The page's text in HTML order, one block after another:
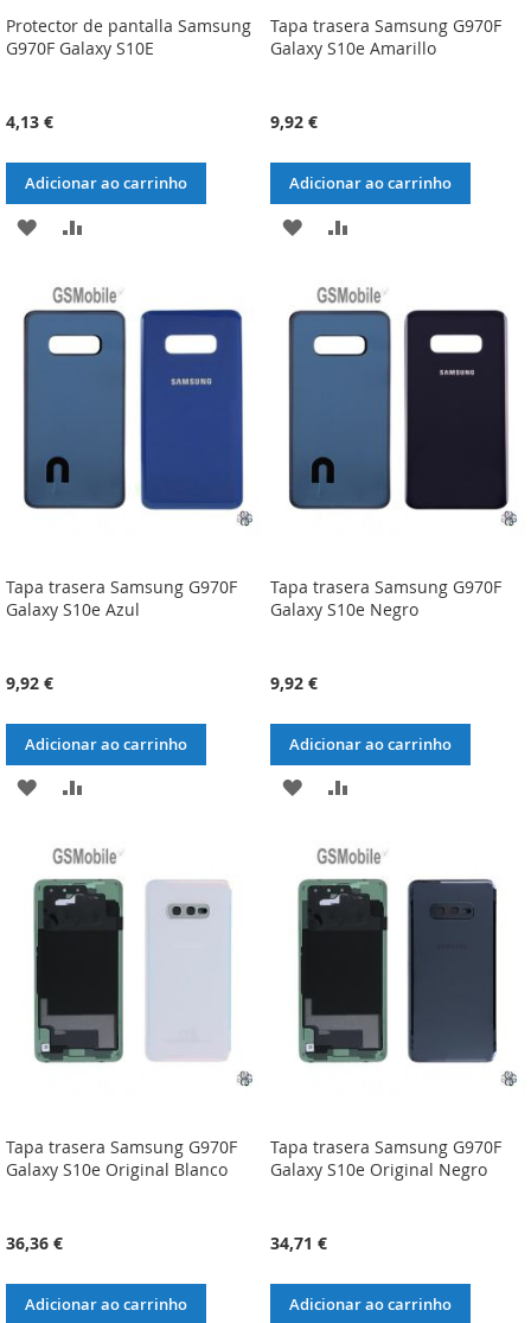
Protector de pantalla Samsung
G970F Galaxy S10E
4,13 €
Adicionar ao carrinho
ADICIONAR
LISTA
DE
COMPARAÇÃO
Tapa trasera Samsung G970F
Galaxy S10e Amarillo
9,92 €
Adicionar ao carrinho
ADICIONAR
LISTA
DE
ADICIONAR
COMPARAÇÃO
Tapa trasera Samsung G970F
Galaxy S10e Azul
9,92 €
Adicionar ao carrinho
ADICIONAR
LISTA
DE
DESEJOS
COMPARAÇÃO
Tapa trasera Samsung G970F
Galaxy S10e Negro
9,92 €
Adicionar ao carrinho
ADICIONAR
LISTA
DE
DESEJOS
ADICIONAR
COMPARAÇÃO
Tapa trasera Samsung G970F
Galaxy S10e Original Blanco
36,36 €
Adicionar ao carrinho
Tapa trasera Samsung G970F
Galaxy S10e Original Negro
34,71 €
Adicionar ao carrinho